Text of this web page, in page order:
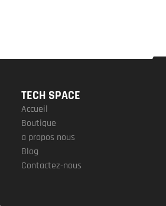
TECH SPACE
Accueil
Boutique
a propos nous
Blog
Contactez-nous